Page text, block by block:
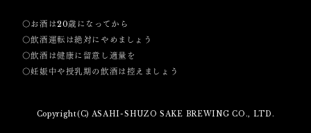
〇お酒は20歳になってから
〇飲酒運転は絶対にやめましょう
〇飲酒は健康に留意し適量を
〇妊娠中や授乳期の飲酒は控えましょう
Copyright(C) ASAHI-SHUZO SAKE BREWING CO., LTD.